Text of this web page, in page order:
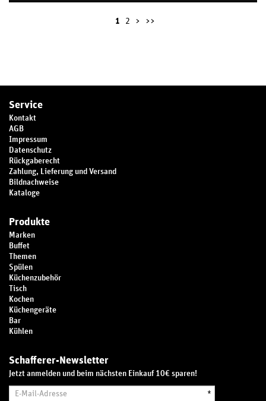
1 2 > >>
Service
Kontakt
AGB
Impressum
Datenschutz
Rückgaberecht
Zahlung, Lieferung und Versand
Bildnachweise
Kataloge
Produkte
Marken
Buffet
Themen
Spülen
Küchenzubehör
Tisch
Kochen
Küchengeräte
Bar
Kühlen
Schafferer-Newsletter
Jetzt anmelden und beim nächsten Einkauf 10€ sparen!
*